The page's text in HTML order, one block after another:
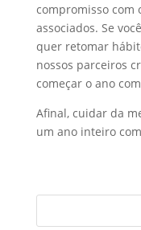
compromisso com
associados. Se
quer retomar
nossos parceiros
começar o ano
Afinal, cuidar da
um ano inteiro